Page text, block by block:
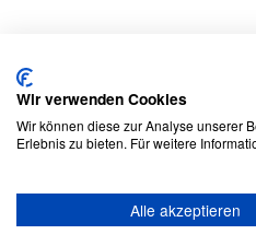
Wir verwenden Cookies
Wir können diese zur Analyse unserer
Erlebnis zu bieten. Für weitere
Alle akzeptieren